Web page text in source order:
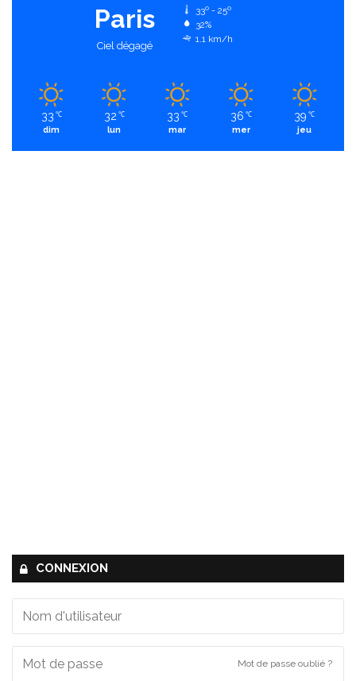
Paris
Ciel dégagé
33º - 25º
32%
1.1 km/h
33 ℃
dim
32 ℃
lun
33 ℃
mar
36 ℃
mer
39 ℃
jeu
CONNEXION
Mot de passe oublié ?